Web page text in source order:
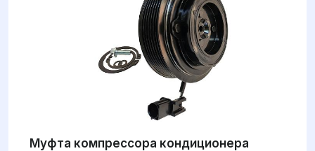
Муфта компрессора кондиционера